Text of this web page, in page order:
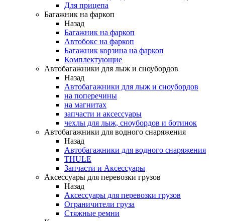
Для прицепа
Багажник на фаркоп
Назад
Багажник на фаркоп
Автобокс на фаркоп
Багажник корзина на фаркоп
Комплектующие
Автобагажники для лыж и сноубордов
Назад
Автобагажники для лыж и сноубордов
на поперечины
на магнитах
запчасти и аксессуары
чехлы для лыж, сноубордов и ботинок
Автобагажники для водного снаряжения
Назад
Автобагажники для водного снаряжения
THULE
Запчасти и Аксессуары
Аксессуары для перевозки грузов
Назад
Аксессуары для перевозки грузов
Ограничители груза
Стяжные ремни